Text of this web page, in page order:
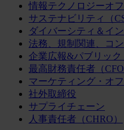
情報テクノロジーオ
サステナビリティ（
ダイバーシティ＆イ
法務、規制関連、コ
企業広報&パブリッ
最高財務責任者（CFO
マーケティング・オ
社外取締役
サプライチェーン
人事責任者（CHRO）